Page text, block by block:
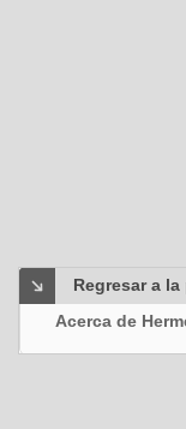
Regresar a
Acerca de